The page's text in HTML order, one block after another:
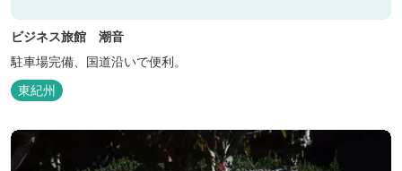
ビジネス旅館 潮音
駐車場完備、国道沿いで便利。
東紀州